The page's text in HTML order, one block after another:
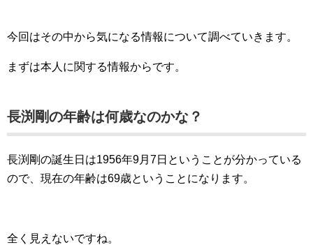
今回はその中から気になる情報について調べていきます。
まずは本人に関する情報からです。
長渕剛の年齢は何歳なのかな？
長渕剛の誕生日は1956年9月7日ということが分かっている
ので、現在の年齢は69歳ということになります。
全く見えないですね。